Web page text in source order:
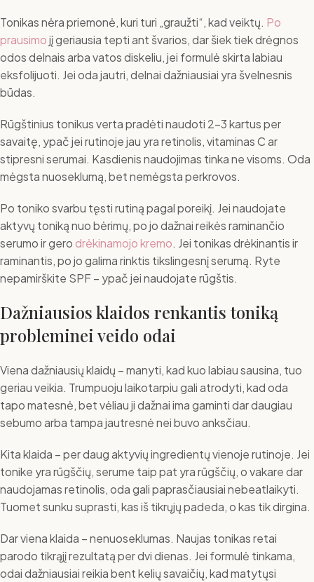
Tonikas nėra priemonė, kuri turi „graužti“, kad veiktų. Po
prausimojį geriausia tepti ant švarios, dar šiek tiek drėgnos
odos delnais arba vatos diskeliu, jei formulė skirta labiau
eksfolijuoti. Jei oda jautri, delnai dažniausiai yra švelnesnis
būdas.
Rūgštinius tonikus verta pradėti naudoti 2-3 kartus per
savaitę, ypač jei rutinoje jau yra retinolis, vitaminas C ar
stipresni serumai. Kasdienis naudojimas tinka ne visoms. Oda
mėgsta nuoseklumą, bet nemėgsta perkrovos.
Po toniko svarbu tęsti rutiną pagal poreikį. Jei naudojate
aktyvų toniką nuo bėrimų, po jo dažnai reikės raminančio
serumo ir gero drėkinamojo kremo. Jei tonikas drėkinantis ir
raminantis, po jo galima rinktis tikslingesnį serumą. Ryte
nepamirškite SPF – ypač jei naudojate rūgštis.
Dažniausios klaidos renkantis toniką
probleminei veido odai
Viena dažniausių klaidų – manyti, kad kuo labiau sausina, tuo
geriau veikia. Trumpuoju laikotarpiu gali atrodyti, kad oda
tapo matesnė, bet vėliau ji dažnai ima gaminti dar daugiau
sebumo arba tampa jautresnė nei buvo anksčiau.
Kita klaida – per daug aktyvių ingredientų vienoje rutinoje. Jei
tonike yra rūgščių, serume taip pat yra rūgščių, o vakare dar
naudojamas retinolis, oda gali paprasčiausiai nebeatlaikyti.
Tuomet sunku suprasti, kas iš tikrųjų padeda, o kas tik dirgina.
Dar viena klaida – nenuoseklumas. Naujas tonikas retai
parodo tikrąjį rezultatą per dvi dienas. Jei formulė tinkama,
odai dažniausiai reikia bent kelių savaičių, kad matytųsi